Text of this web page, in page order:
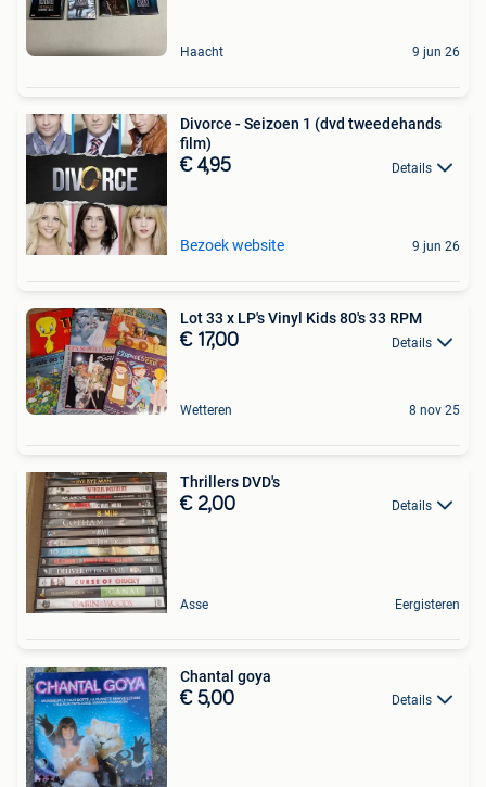
Haacht 9 jun 26
Divorce - Seizoen 1 (dvd tweedehands
film)
€ 4,95 Details
Bezoek website 9 jun 26
Lot 33 x LP's Vinyl Kids 80's 33 RPM
€ 17,00 Details
Wetteren 8 nov 25
Thrillers DVD's
€ 2,00 Details
Asse Eergisteren
Chantal goya
€ 5,00 Details